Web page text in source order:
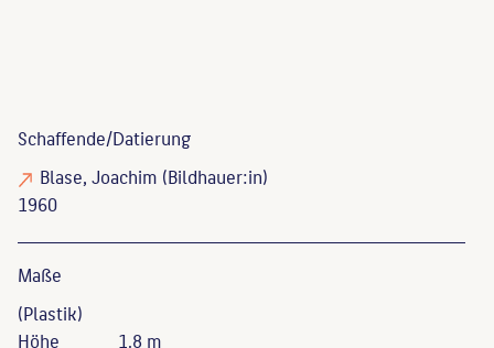
Schaffende/Datierung
Blase, Joachim (Bildhauer:in)
1960
Maße
(Plastik)
Höhe
1.8 m